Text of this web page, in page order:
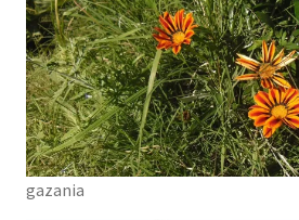
gazania